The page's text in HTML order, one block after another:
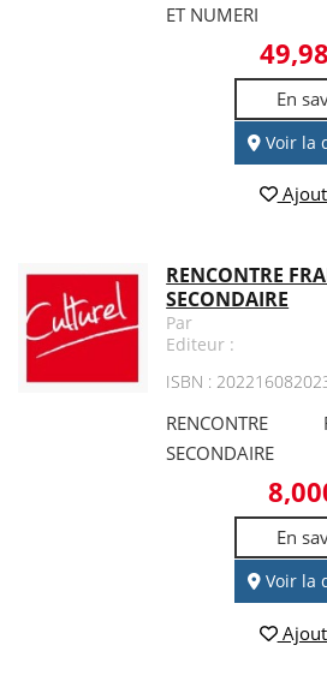
ET NUMERI
En
Voir la
RENCONTRE
SECONDAIRE
Par
Editeur :
ISBN :
RENCONTRE
SECONDAIRE
En
Voir la